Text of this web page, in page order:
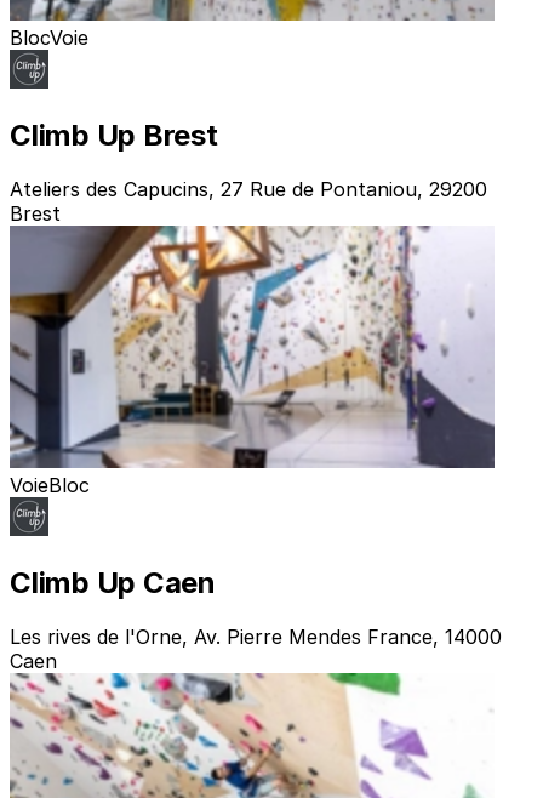
BlocVoie
Climb Up Brest
Ateliers des Capucins, 27 Rue de Pontaniou, 29200
Brest
VoieBloc
Climb Up Caen
Les rives de l'Orne, Av. Pierre Mendes France, 14000
Caen